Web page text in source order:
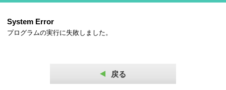
System Error
プログラムの実行に失敗しました。
戻る